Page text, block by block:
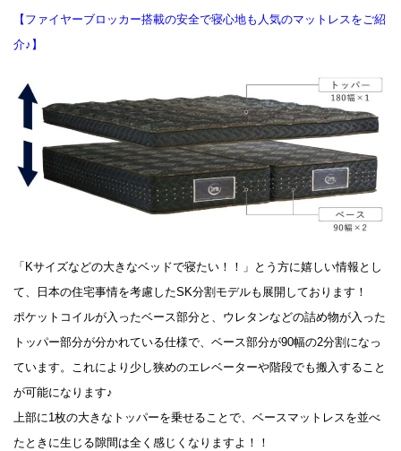
【ファイヤーブロッカー搭載の安全で寝心地も人気のマットレスをご紹
介♪】
「Kサイズなどの大きなベッドで寝たい！！」とう方に嬉しい情報とし
て、日本の住宅事情を考慮したSK分割モデルも展開しております！
ポケットコイルが入ったベース部分と、ウレタンなどの詰め物が入った
トッパー部分が分かれている仕様で、ベース部分が90幅の2分割になっ
ています。これにより少し狭めのエレベーターや階段でも搬入すること
が可能になります♪
上部に1枚の大きなトッパーを乗せることで、ベースマットレスを並べ
たときに生じる隙間は全く感じくなりますよ！！